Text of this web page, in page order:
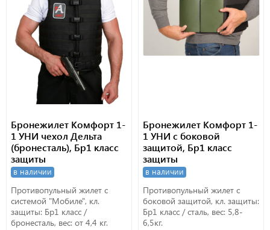
Бронежилет Комфорт 1-
1 УНИ чехол Дельта
(бронесталь), Бр1 класс
защиты
в наличии
Противопульный жилет с
системой "Мобиле", кл.
защиты: Бр1 класс /
бронесталь, вес: от 4,4 кг.
Бронежилет Комфорт 1-
1 УНИ с боковой
защитой, Бр1 класс
защиты
в наличии
Противопульный жилет с
боковой защитой, кл. защиты:
Бр1 класс / сталь, вес: 5,8-
6,5кг.